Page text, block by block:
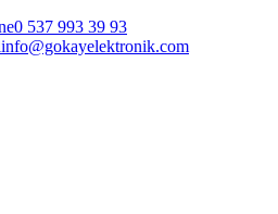
0 537 993 39 93
info@gokayelektronik.com